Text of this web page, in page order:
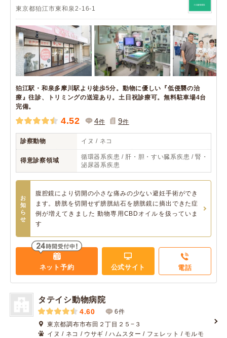
東京都狛江市東和泉2-16-1
狛江駅・和泉多摩川駅より徒歩5分。動物に優しい『低侵襲の治
療』往診、トリミングの送迎あり。土日祝診療可。無料駐車場4台
完備。
4.52 4件 9件
診察動物 イヌ / ネコ
得意診察領域
循環器系疾患 / 肝・胆・すい臓系疾患 / 腎・
泌尿器系疾患
お
知
ら
せ
腹腔鏡により切開の小さな痛みの少ない避妊手術ができ
ます。膀胱を切開せず膀胱結石を膀胱鏡に摘出できた症
例が増えてきました 動物専用CBDオイルを扱っていま
す
ネット予約 公式サイト 電話
タテイシ動物病院
4.60
6件
東京都調布市布田２丁目２５−３
イヌ / ネコ / ウサギ / ハムスター / フェレット / モルモ